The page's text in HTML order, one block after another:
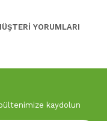
YORUMLARI
kaydolun